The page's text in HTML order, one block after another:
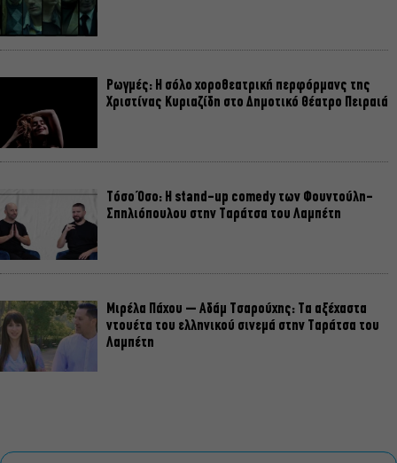
Ρωγμές: Η σόλο χοροθεατρική περφόρμανς της
Χριστίνας Κυριαζίδη στο Δημοτικό Θέατρο Πειραιά
Τόσο Όσο: Η stand-up comedy των Φουντούλη-
Σπηλιόπουλου στην Ταράτσα του Λαμπέτη
Μιρέλα Πάχου – Αδάμ Τσαρούχης: Τα αξέχαστα
ντουέτα του ελληνικού σινεμά στην Ταράτσα του
Λαμπέτη